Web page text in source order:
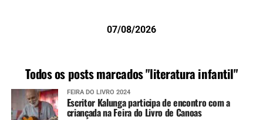
07/08/2026
Todos os posts marcados "literatura infantil"
FEIRA DO LIVRO 2024
Escritor Kalunga participa de encontro com a
criançada na Feira do Livro de Canoas